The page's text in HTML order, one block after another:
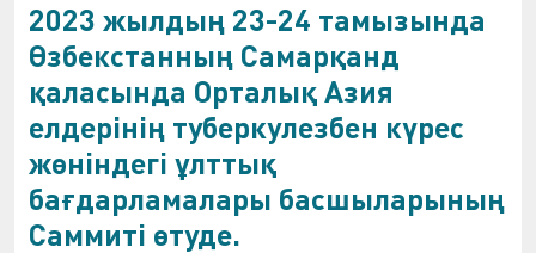
2023 жылдың 23-24 тамызында
Өзбекстанның Самарқанд
қаласында Орталық Азия
елдерінің туберкулезбен күрес
жөніндегі ұлттық
бағдарламалары басшыларының
Саммиті өтуде.